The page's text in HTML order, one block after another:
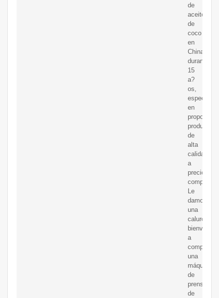
de
aceite
de
coco
en
China
durante
15
a?
os,
en
productos
de
alta
calidad
a
precios
Le
damos
una
calurosa
bienvenida
a
comprar
una
máquina
de
prensa
de